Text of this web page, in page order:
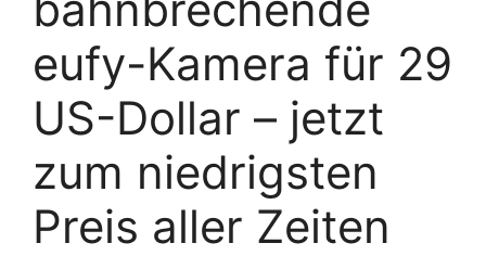
eufy-Kamera für 29
US-Dollar – jetzt
zum niedrigsten
Preis aller Zeiten